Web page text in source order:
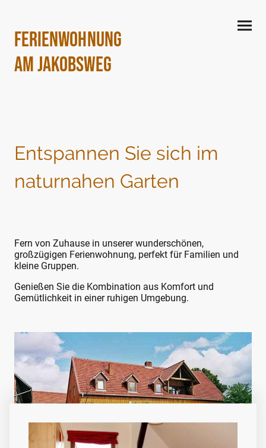
Ferienwohnung
Am Jakobsweg
Entspannen Sie sich im
naturnahen Garten
Fern von Zuhause in unserer wunderschönen,
großzügigen Ferienwohnung, perfekt für Familien und
kleine Gruppen.
Genießen Sie die Kombination aus Komfort und
Gemütlichkeit in einer ruhigen Umgebung.